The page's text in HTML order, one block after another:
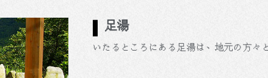
足湯
いたるところにある足湯は、地元の方々